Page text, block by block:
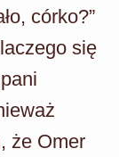
córko?”
się
że Omer